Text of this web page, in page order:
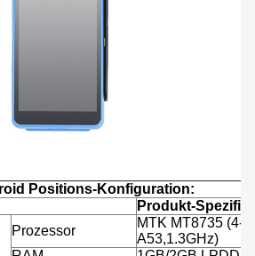
Positions-Konfiguration:
Produkt-
Prozessor
MTK MT8735 (4-
A53,1.3GHz)